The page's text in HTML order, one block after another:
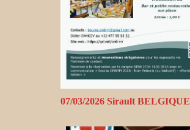
07/03/2026 Sirault BELGIQUE